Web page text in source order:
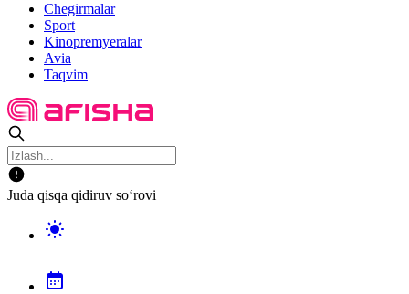
Chegirmalar
Sport
Kinopremyeralar
Avia
Taqvim
Juda qisqa qidiruv so‘rovi